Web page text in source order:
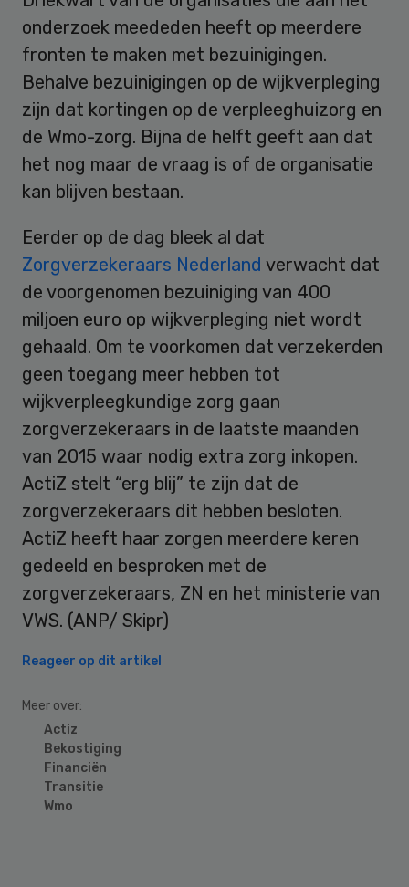
onderzoek meededen heeft op meerdere
fronten te maken met bezuinigingen.
Behalve bezuinigingen op de wijkverpleging
zijn dat kortingen op de verpleeghuizorg en
de Wmo-zorg. Bijna de helft geeft aan dat
het nog maar de vraag is of de organisatie
kan blijven bestaan.
Eerder op de dag bleek al dat
Zorgverzekeraars Nederland verwacht dat
de voorgenomen bezuiniging van 400
miljoen euro op wijkverpleging niet wordt
gehaald. Om te voorkomen dat verzekerden
geen toegang meer hebben tot
wijkverpleegkundige zorg gaan
zorgverzekeraars in de laatste maanden
van 2015 waar nodig extra zorg inkopen.
ActiZ stelt “erg blij” te zijn dat de
zorgverzekeraars dit hebben besloten.
ActiZ heeft haar zorgen meerdere keren
gedeeld en besproken met de
zorgverzekeraars, ZN en het ministerie van
VWS. (ANP/ Skipr)
Reageer op dit artikel
Meer over:
Actiz
Bekostiging
Financiën
Transitie
Wmo